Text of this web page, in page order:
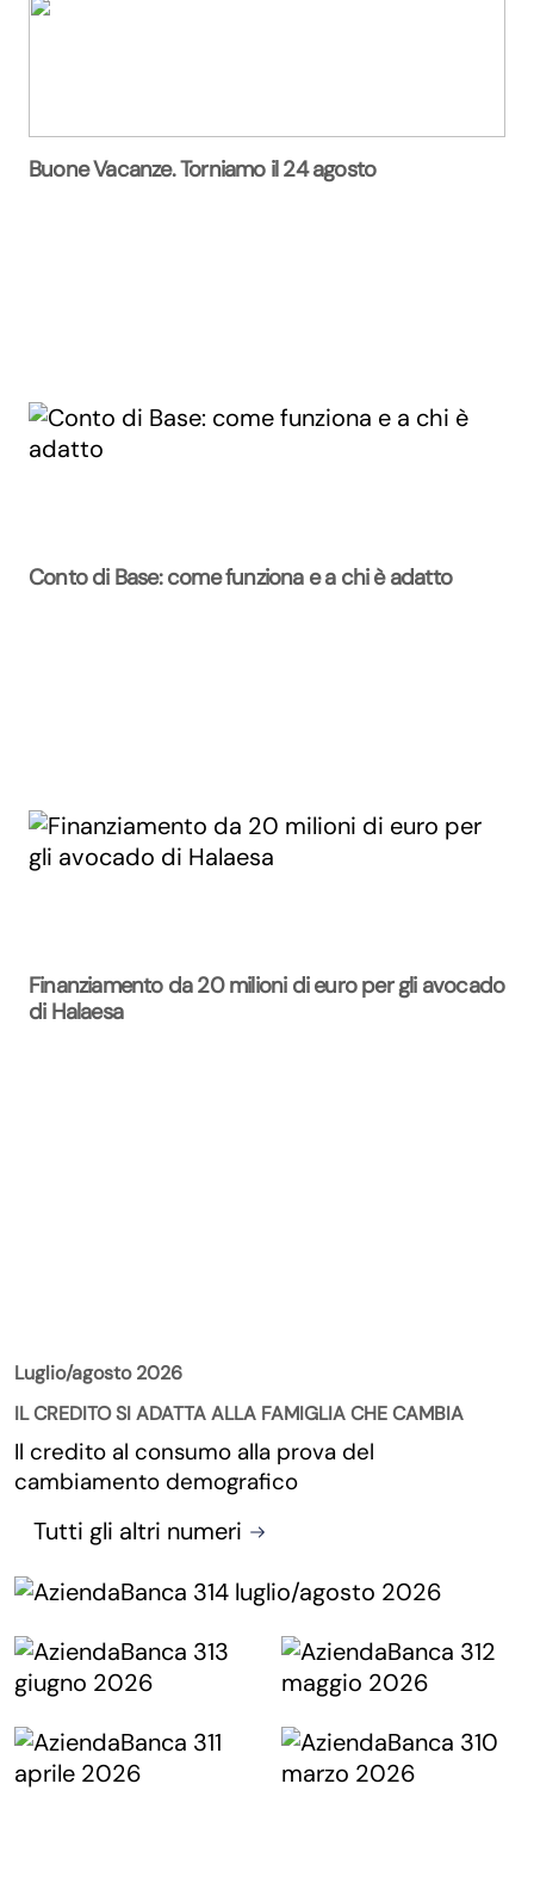
Buone Vacanze. Torniamo il 24 agosto
Conto di Base: come funziona e a chi è adatto
Finanziamento da 20 milioni di euro per gli avocado
di Halaesa
Luglio/agosto 2026
IL CREDITO SI ADATTA ALLA FAMIGLIA CHE CAMBIA
Il credito al consumo alla prova del
cambiamento demografico
Tutti gli altri numeri